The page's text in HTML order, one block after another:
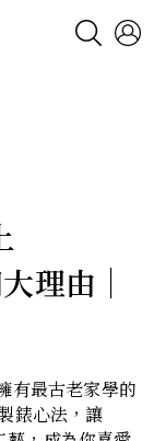
理由│
最古老家學的
錶心法，讓